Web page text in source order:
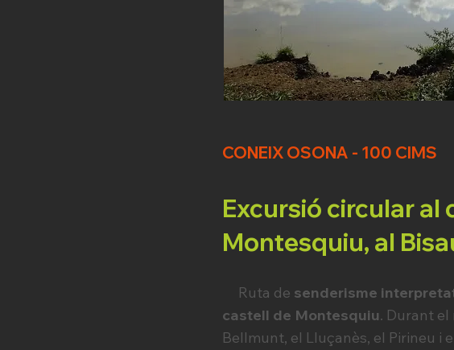
CONEIX OSONA - 100 CIMS
Excursió circular al
Montesquiu, al
Ruta de senderisme
castell de Montesquiu. Durant el
Bellmunt, el Lluçanès, el Pirineu i